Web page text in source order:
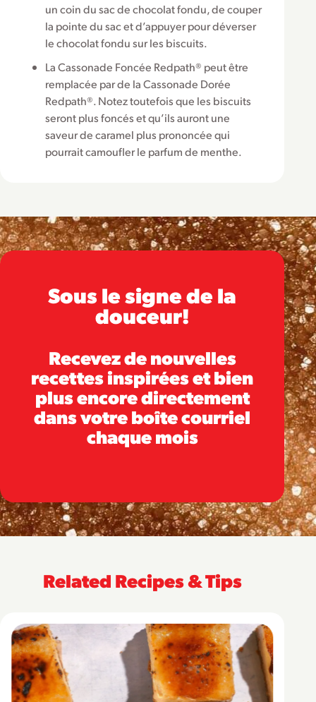
un coin du sac de chocolat fondu, de couper
la pointe du sac et d’appuyer pour déverser
le chocolat fondu sur les biscuits.
La Cassonade Foncée Redpath® peut être
remplacée par de la Cassonade Dorée
Redpath®. Notez toutefois que les biscuits
seront plus foncés et qu’ils auront une
saveur de caramel plus prononcée qui
pourrait camoufler le parfum de menthe.
Sous le signe de la
douceur!
Recevez de nouvelles
recettes inspirées et bien
plus encore directement
dans votre boîte courriel
chaque mois
Related Recipes & Tips